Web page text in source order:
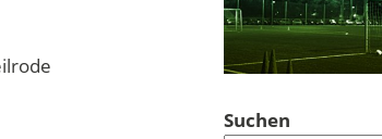
Suchen